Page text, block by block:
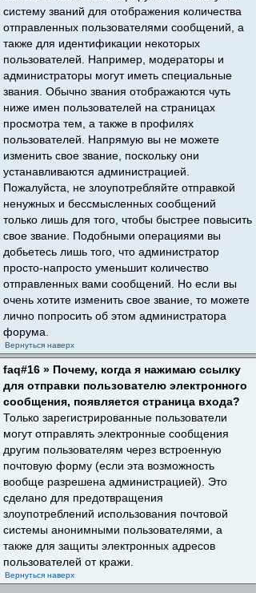
систему званий для отображения количества
отправленных пользователями сообщений, а
также для идентификации некоторых
пользователей. Например, модераторы и
администраторы могут иметь специальные
звания. Обычно звания отображаются чуть
ниже имен пользователей на страницах
просмотра тем, а также в профилях
пользователей. Напрямую вы не можете
изменить свое звание, поскольку они
устанавливаются администрацией.
Пожалуйста, не злоупотребляйте отправкой
ненужных и бессмысленных сообщений
только лишь для того, чтобы быстрее повысить
свое звание. Подобными операциями вы
добьетесь лишь того, что администратор
просто-напросто уменьшит количество
отправленных вами сообщений. Но если вы
очень хотите изменить свое звание, то можете
лично попросить об этом администратора
форума.
Вернуться наверх
faq#16 » Почему, когда я нажимаю ссылку
для отправки пользователю электронного
сообщения, появляется страница входа?
Только зарегистрированные пользователи
могут отправлять электронные сообщения
другим пользователям через встроенную
почтовую форму (если эта возможность
вообще разрешена администрацией). Это
сделано для предотвращения
злоупотреблений использования почтовой
системы анонимными пользователями, а
также для защиты электронных адресов
пользователей от кражи.
Вернуться наверх